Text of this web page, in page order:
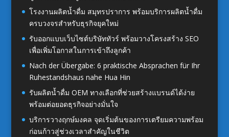
โรงงานผลิตน้ำดื่ม สมุทรปราการ พร้อมบริการผลิตน้ำดื่ม
ครบวงจรสำหรับธุรกิจยุคใหม่
รับออกแบบเว็บไซต์บริษัททัวร์ พร้อมวางโครงสร้าง SEO
เพื่อเพิ่มโอกาสในการเข้าถึงลูกค้า
Nach der Übergabe: 6 praktische Absprachen für Ihr
Ruhestandshaus nahe Hua Hin
รับผลิตน้ำดื่ม OEM ทางเลือกที่ช่วยสร้างแบรนด์ได้ง่าย
พร้อมต่อยอดธุรกิจอย่างมั่นใจ
บริการวางฤกษ์มงคล จุดเริ่มต้นของการเตรียมความพร้อม
ก่อนก้าวสู่ช่วงเวลาสำคัญในชีวิต